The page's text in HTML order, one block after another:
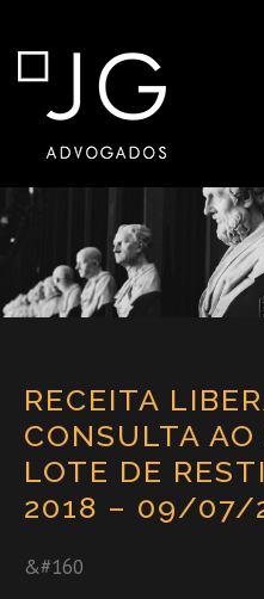
RECEITA
CONSULTA
LOTE DE
2018 – 09/07/
&#160